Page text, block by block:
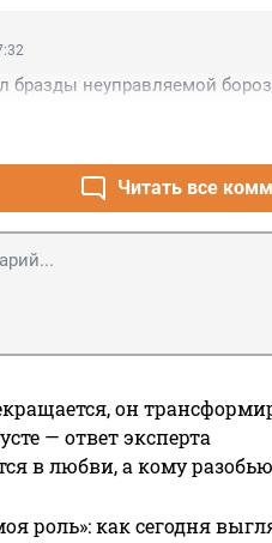
бразды неуправляемой
Читать все
он
— ответ эксперта
в любви, а кому
роль»: как сегодня